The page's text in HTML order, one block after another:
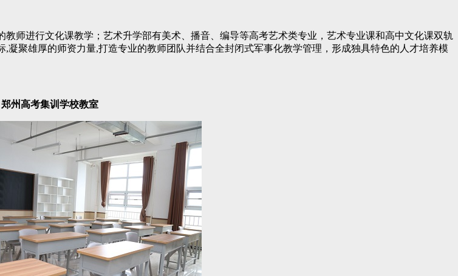
进行文化课教学；艺术升学部有美术、播音、编导等高考艺术类专业，艺术专业课和高中文化课双轨
聚雄厚的师资力量,打造专业的教师团队并结合全封闭式军事化教学管理，形成独具特色的人才培养模
郑州高考集训学校教室